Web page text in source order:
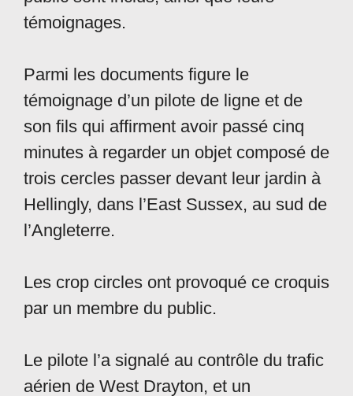
témoignages.
Parmi les documents figure le
témoignage d’un pilote de ligne et de
son fils qui affirment avoir passé cinq
minutes à regarder un objet composé de
trois cercles passer devant leur jardin à
Hellingly, dans l’East Sussex, au sud de
l’Angleterre.
Les crop circles ont provoqué ce croquis
par un membre du public.
Le pilote l’a signalé au contrôle du trafic
aérien de West Drayton, et un